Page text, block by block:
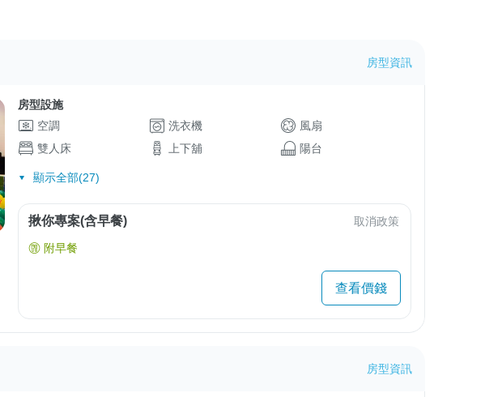
房型資訊
房型設施
空調
洗衣機
風扇
雙人床
上下舖 陽台
顯示全部(27)
揪你專案(含早餐) 取消政策
附早餐
查看價錢
房型資訊